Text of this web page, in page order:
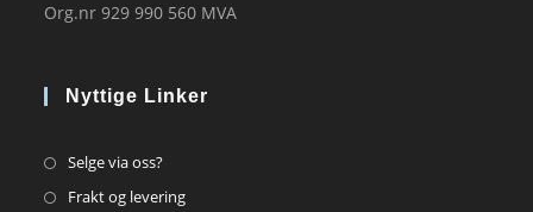
Org.nr 929 990 560 MVA
Nyttige Linker
Selge via oss?Opens
in
Frakt og leveringOpens